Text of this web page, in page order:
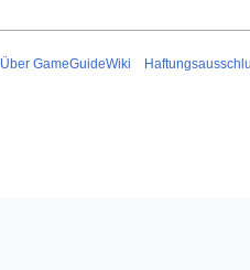
Über GameGuideWiki